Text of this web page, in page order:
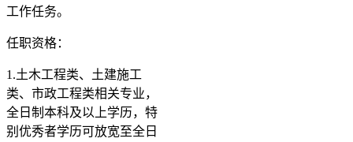
工作任务。
任职资格：
1.土木工程类、土建施工
类、市政工程类相关专业，
全日制本科及以上学历，特
别优秀者学历可放宽至全日